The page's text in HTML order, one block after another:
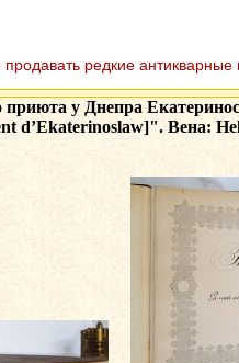
редкие антикварные
у Днепра
d’Ekaterinoslaw]". Вена: